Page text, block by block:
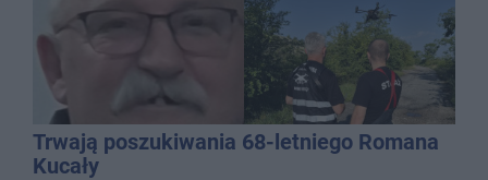
Trwają poszukiwania 68-letniego Romana
Kucały